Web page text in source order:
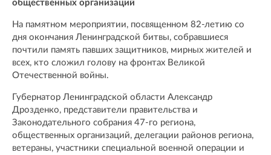
общественных организаций
На памятном мероприятии, посвященном 82-летию со
дня окончания Ленинградской битвы, собравшиеся
почтили память павших защитников, мирных жителей и
всех, кто сложил голову на фронтах Великой
Отечественной войны.
Губернатор Ленинградской области Александр
Дрозденко, представители правительства и
Законодательного собрания 47-го региона,
общественных организаций, делегации районов региона,
ветераны, участники специальной военной операции и